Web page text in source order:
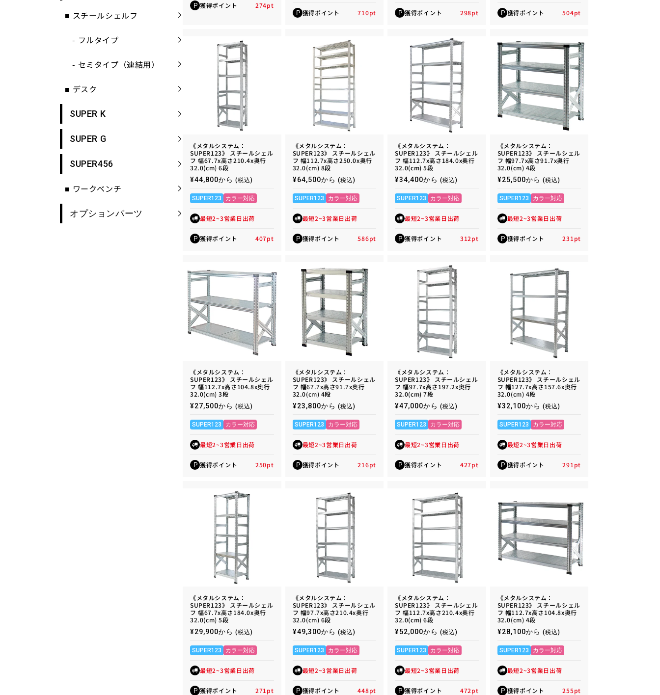
■ スチールシェルフ
- フルタイプ
- セミタイプ（連結用）
■ デスク
SUPER K
SUPER G
SUPER456
■ ワークベンチ
オプションパーツ
P 獲得ポイント 274pt
P 獲得ポイント 710pt P 獲得ポイント 298pt P 獲得ポイント 504pt
《メタルシステム：
SUPER123》 スチールシェル
フ 幅67.7x高さ210.4x奥行
32.0(cm) 6段
通
価
格
¥44,800から (税込)
SUPER123 カラー対応
最短2~3営業日出荷
P 獲得ポイント 407pt
《メタルシステム：
SUPER123》 スチールシェル
フ 幅112.7x高さ250.0x奥行
32.0(cm) 8段
通
価
格
¥64,500から (税込)
SUPER123 カラー対応
最短2~3営業日出荷
P 獲得ポイント 586pt
《メタルシステム：
SUPER123》 スチールシェル
フ 幅112.7x高さ184.0x奥行
32.0(cm) 5段
通
価
格
¥34,400から (税込)
SUPER123 カラー対応
最短2~3営業日出荷
P 獲得ポイント 312pt
《メタルシステム：
SUPER123》 スチールシェル
フ 幅97.7x高さ91.7x奥行
32.0(cm) 4段
通
価
格
¥25,500から (税込)
SUPER123 カラー対応
最短2~3営業日出荷
P 獲得ポイント 231pt
《メタルシステム：
SUPER123》 スチールシェル
フ 幅112.7x高さ104.8x奥行
32.0(cm) 3段
通
価
格
¥27,500から (税込)
SUPER123 カラー対応
最短2~3営業日出荷
P 獲得ポイント 250pt
《メタルシステム：
SUPER123》 スチールシェル
フ 幅67.7x高さ91.7x奥行
32.0(cm) 4段
通
価
格
¥23,800から (税込)
SUPER123 カラー対応
最短2~3営業日出荷
P 獲得ポイント 216pt
《メタルシステム：
SUPER123》 スチールシェル
フ 幅97.7x高さ197.2x奥行
32.0(cm) 7段
通
価
格
¥47,000から (税込)
SUPER123 カラー対応
最短2~3営業日出荷
P 獲得ポイント 427pt
《メタルシステム：
SUPER123》 スチールシェル
フ 幅127.7x高さ157.6x奥行
32.0(cm) 4段
通
価
格
¥32,100から (税込)
SUPER123 カラー対応
最短2~3営業日出荷
P 獲得ポイント 291pt
《メタルシステム：
SUPER123》 スチールシェル
フ 幅67.7x高さ184.0x奥行
32.0(cm) 5段
通
価
格
¥29,900から (税込)
SUPER123 カラー対応
最短2~3営業日出荷
P 獲得ポイント 271pt
《メタルシステム：
SUPER123》 スチールシェル
フ 幅97.7x高さ210.4x奥行
32.0(cm) 6段
通
価
格
¥49,300から (税込)
SUPER123 カラー対応
最短2~3営業日出荷
P 獲得ポイント 448pt
《メタルシステム：
SUPER123》 スチールシェル
フ 幅112.7x高さ210.4x奥行
32.0(cm) 6段
通
価
格
¥52,000から (税込)
SUPER123 カラー対応
最短2~3営業日出荷
P 獲得ポイント 472pt
《メタルシステム：
SUPER123》 スチールシェル
フ 幅112.7x高さ104.8x奥行
32.0(cm) 4段
通
価
格
¥28,100から (税込)
SUPER123 カラー対応
最短2~3営業日出荷
P 獲得ポイント 255pt